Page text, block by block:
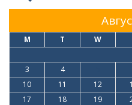
M T W
3
4
10
11 12
17
18 19